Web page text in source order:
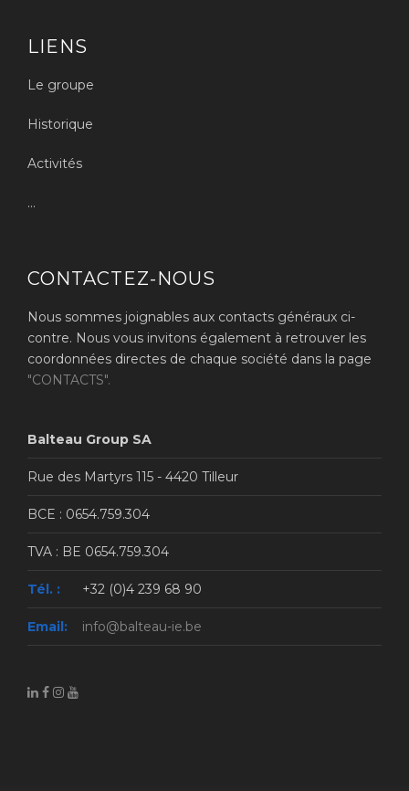
LIENS
Le groupe
Historique
Activités
...
CONTACTEZ-NOUS
Nous sommes joignables aux contacts généraux ci-
contre. Nous vous invitons également à retrouver les
coordonnées directes de chaque société dans la page
"CONTACTS".
Balteau Group SA
Rue des Martyrs 115 - 4420 Tilleur
BCE : 0654.759.304
TVA : BE 0654.759.304
Tél. : +32 (0)4 239 68 90
Email: info@balteau-ie.be